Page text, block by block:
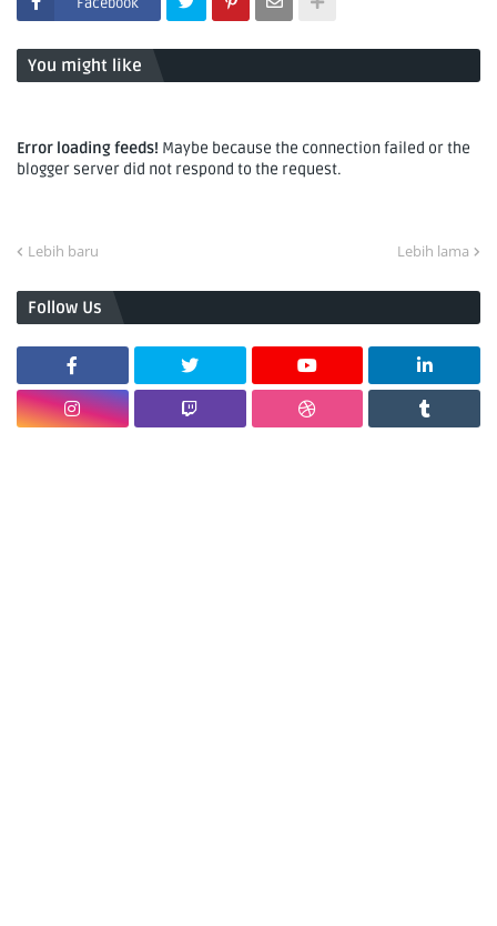
You might like
Error loading feeds! Maybe because the connection failed or the
blogger server did not respond to the request.
Lebih baru Lebih lama
Follow Us